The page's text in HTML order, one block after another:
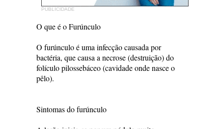
PUBLICIDADE
O que é o Furúnculo
O furúnculo é uma infecção causada por
bactéria, que causa a necrose (destruição) do
folículo pilossebáceo (cavidade onde nasce o
pêlo).
Sintomas do furúnculo